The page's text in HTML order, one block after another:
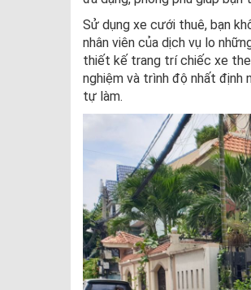
Sử dụng xe cưới thuê, bạn
nhân viên của dịch vụ lo
thiết kế trang trí chiếc xe
nghiệm và trình độ nhất
tự làm.